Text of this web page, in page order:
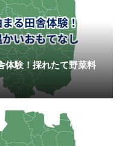
体験！採れたて野菜料